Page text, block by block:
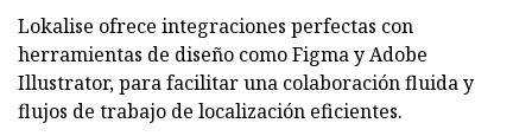
Lokalise ofrece integraciones perfectas con
herramientas de diseño como Figma y Adobe
Illustrator, para facilitar una colaboración fluida y
flujos de trabajo de localización eficientes.